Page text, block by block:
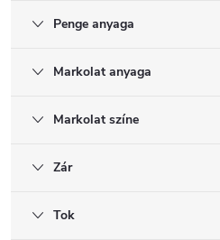
Penge anyaga
Markolat anyaga
Markolat színe
Zár
Tok